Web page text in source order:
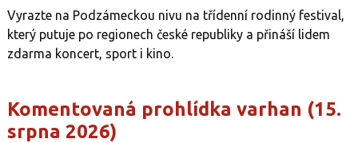
Vyrazte na Podzámeckou nivu na třídenní rodinný festival,
který putuje po regionech české republiky a přináší lidem
zdarma koncert, sport i kino.
Komentovaná prohlídka varhan (15.
srpna 2026)